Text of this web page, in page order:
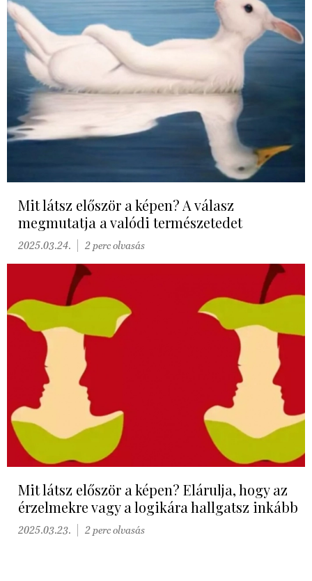
Mit látsz először a képen? A válasz
megmutatja a valódi természetedet
2025.03.24. 2 perc olvasás
Mit látsz először a képen? Elárulja, hogy az
érzelmekre vagy a logikára hallgatsz inkább
2025.03.23. 2 perc olvasás